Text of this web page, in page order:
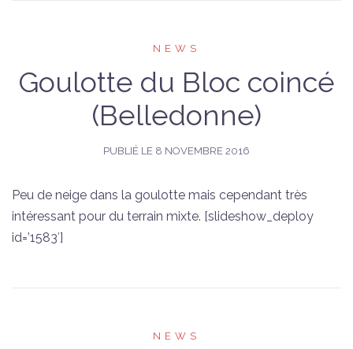
NEWS
Goulotte du Bloc coincé
(Belledonne)
PUBLIÉ LE 8 NOVEMBRE 2016
Peu de neige dans la goulotte mais cependant très
intéressant pour du terrain mixte. [slideshow_deploy
id=’1583′]
NEWS